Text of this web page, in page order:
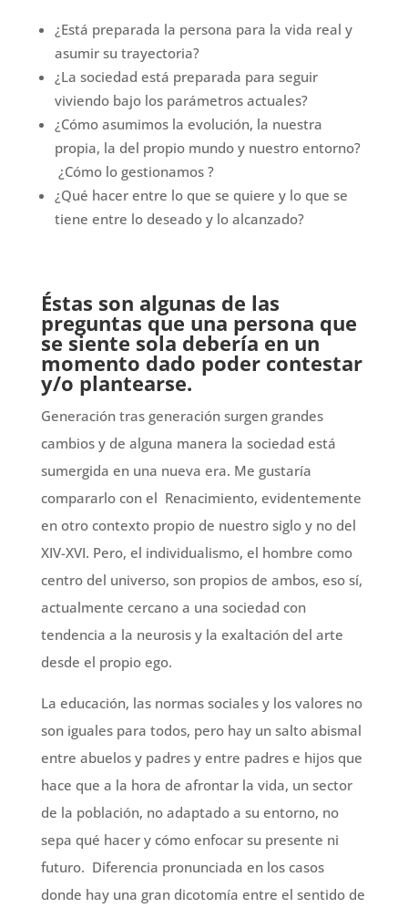
¿Está preparada la persona para la vida real y
asumir su trayectoria?
¿La sociedad está preparada para seguir
viviendo bajo los parámetros actuales?
¿Cómo asumimos la evolución, la nuestra
propia, la del propio mundo y nuestro entorno?
¿Cómo lo gestionamos ?
¿Qué hacer entre lo que se quiere y lo que se
tiene entre lo deseado y lo alcanzado?
Éstas son algunas de las
preguntas que una persona que
se siente sola debería en un
momento dado poder contestar
y/o plantearse.
Generación tras generación surgen grandes
cambios y de alguna manera la sociedad está
sumergida en una nueva era. Me gustaría
compararlo con el Renacimiento, evidentemente
en otro contexto propio de nuestro siglo y no del
XIV-XVI. Pero, el individualismo, el hombre como
centro del universo, son propios de ambos, eso sí,
actualmente cercano a una sociedad con
tendencia a la neurosis y la exaltación del arte
desde el propio ego.
La educación, las normas sociales y los valores no
son iguales para todos, pero hay un salto abismal
entre abuelos y padres y entre padres e hijos que
hace que a la hora de afrontar la vida, un sector
de la población, no adaptado a su entorno, no
sepa qué hacer y cómo enfocar su presente ni
futuro. Diferencia pronunciada en los casos
donde hay una gran dicotomía entre el sentido de